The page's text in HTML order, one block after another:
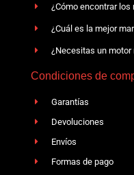
¿Cómo encontrar
¿Cuál es la mejor
¿Necesitas un motor
Condiciones de
Garantías
Devoluciones
Envíos
Formas de pago